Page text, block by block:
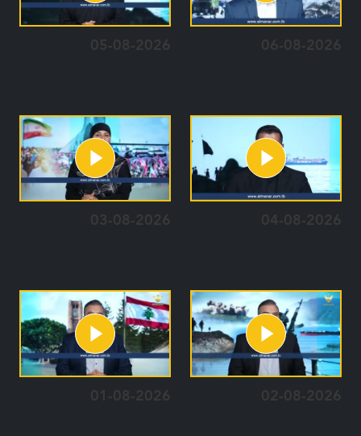
06-08-2026
05-08-2026
04-08-2026
03-08-2026
02-08-2026
01-08-2026